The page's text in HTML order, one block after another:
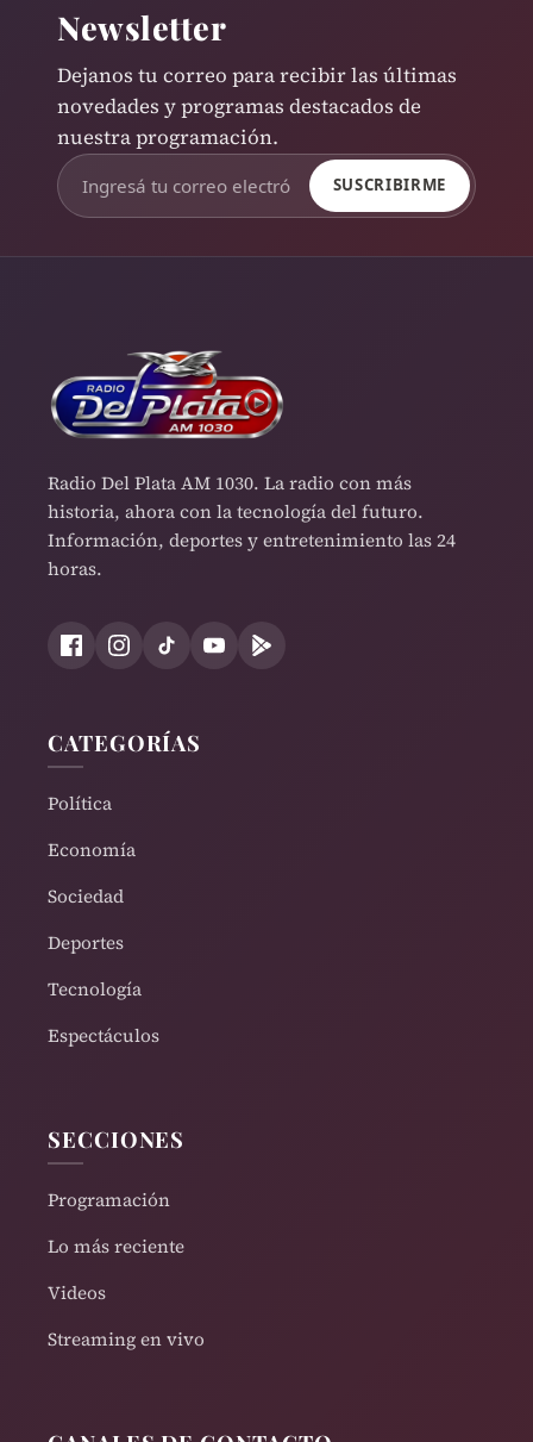
Newsletter
Dejanos tu correo para recibir las últimas
novedades y programas destacados de
nuestra programación.
SUSCRIBIRME
Radio Del Plata AM 1030. La radio con más
historia, ahora con la tecnología del futuro.
Información, deportes y entretenimiento las 24
horas.
CATEGORÍAS
Política
Economía
Sociedad
Deportes
Tecnología
Espectáculos
SECCIONES
Programación
Lo más reciente
Videos
Streaming en vivo